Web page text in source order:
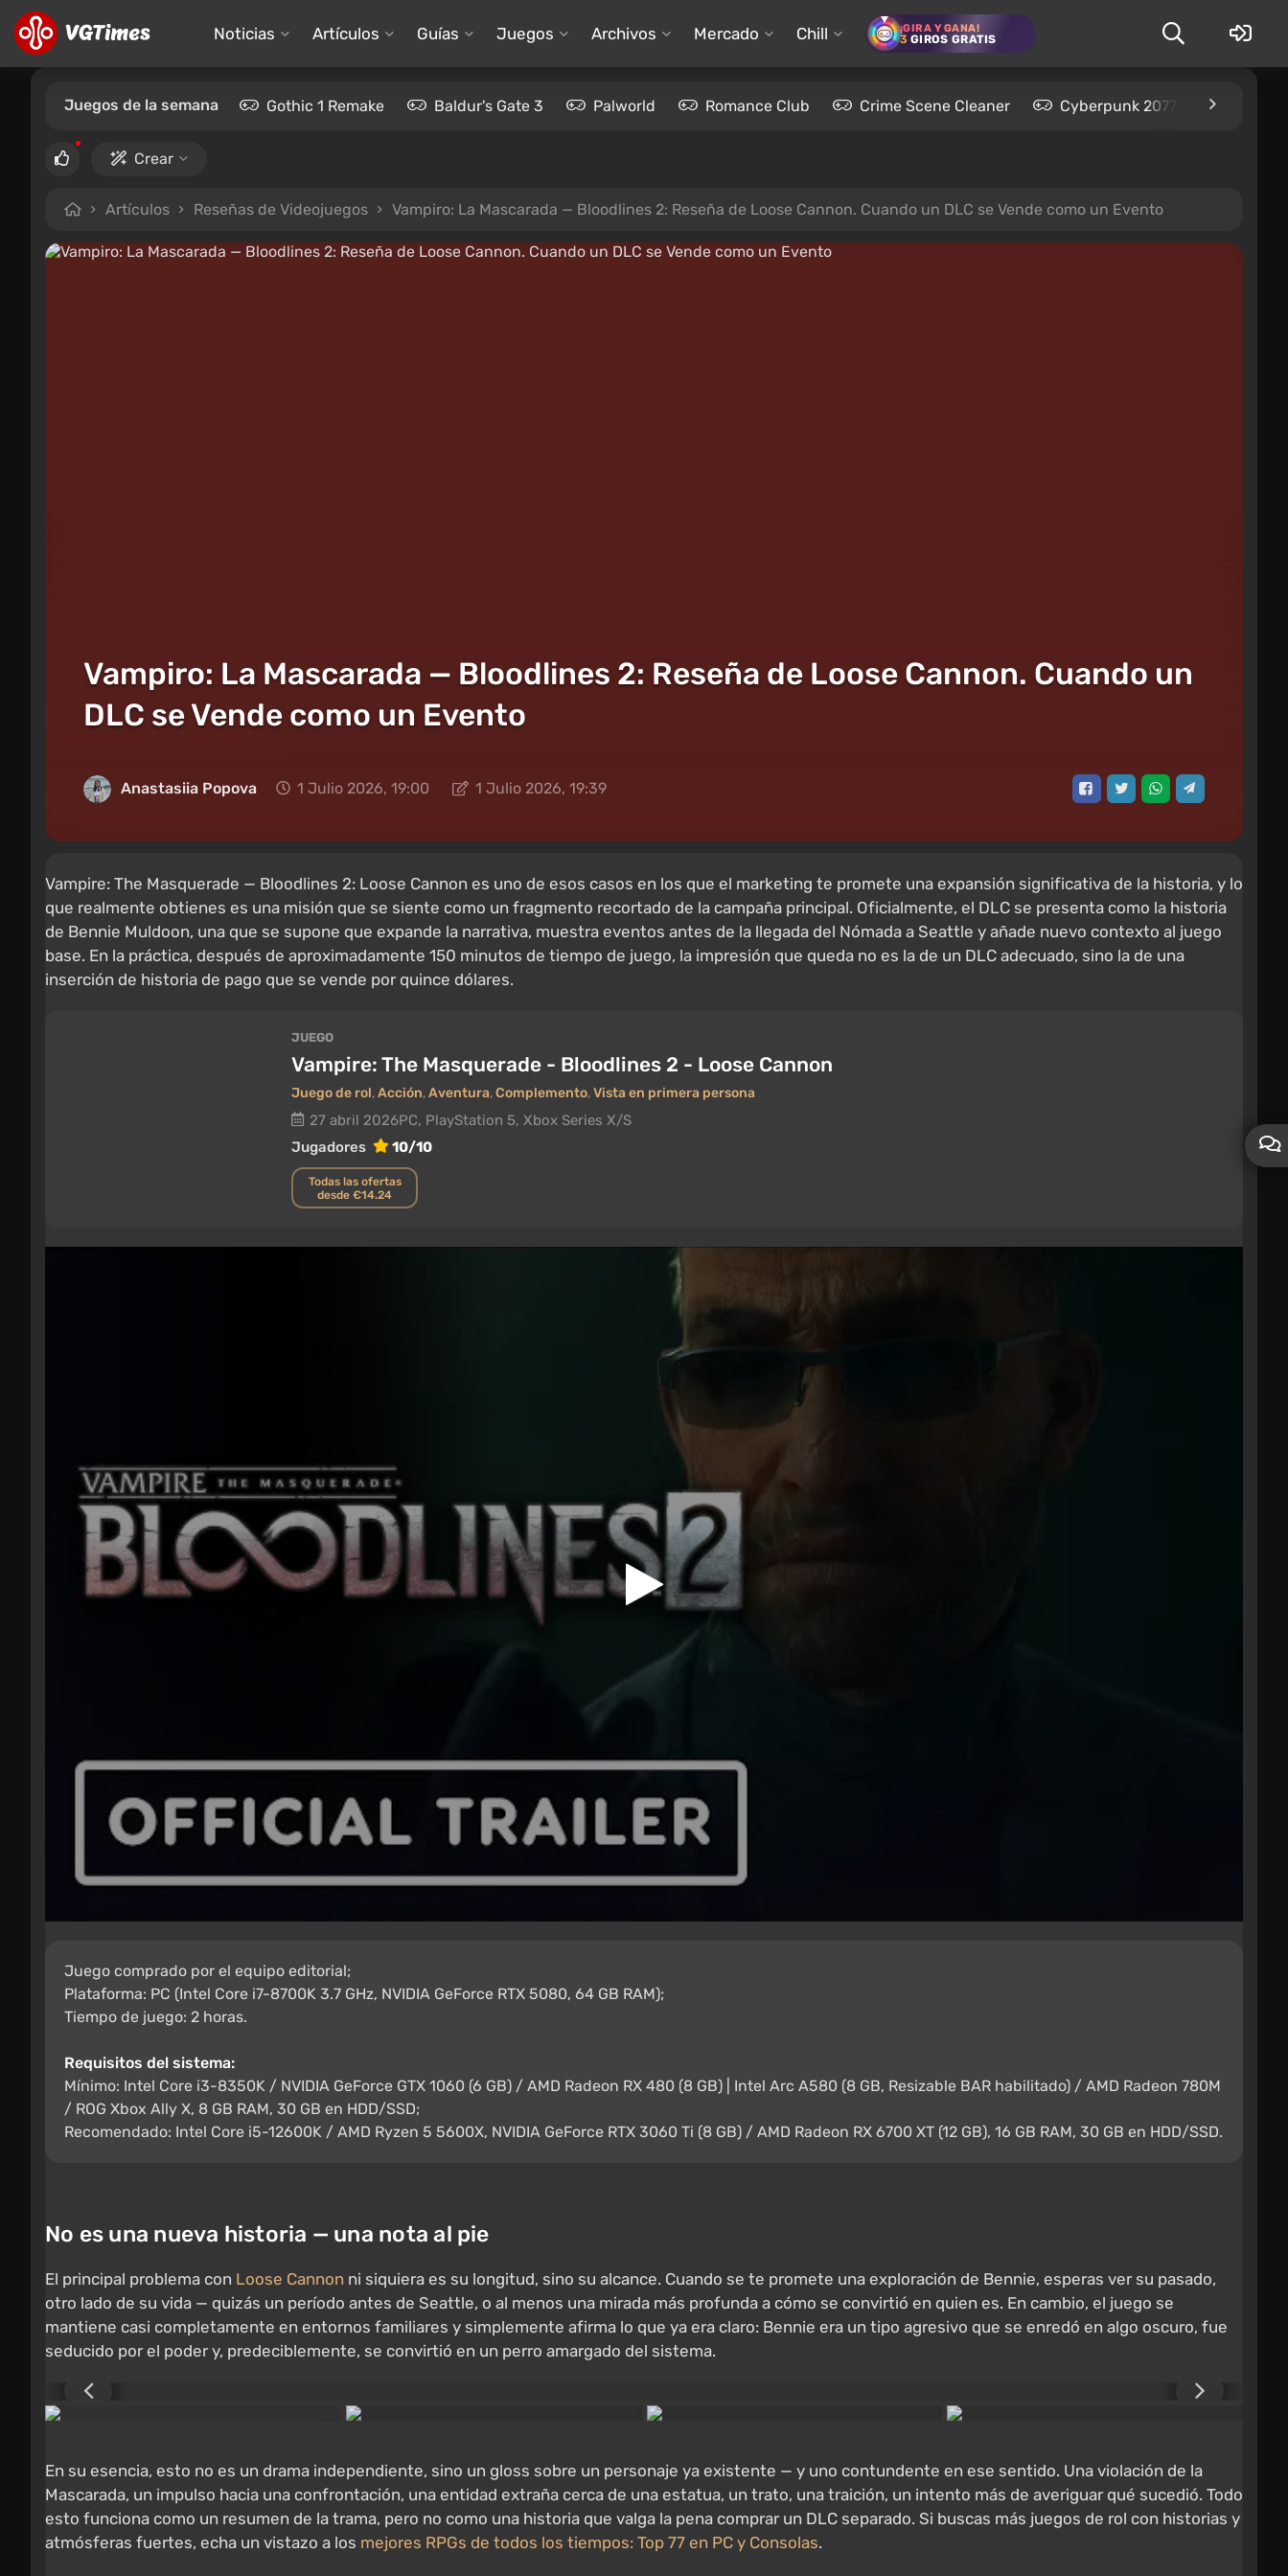
Noticias Artículos Guías Juegos Archivos Mercado Chill ¡GIRA Y GANA!
3 GIROS GRATIS
Juegos de la semana Gothic 1 Remake Baldur's Gate 3 Palworld Romance Club Crime Scene Cleaner Cyberpunk 2077
Crear
Artículos Reseñas de Videojuegos Vampiro: La Mascarada — Bloodlines 2: Reseña de Loose Cannon. Cuando un DLC se Vende como un Evento
Vampiro: La Mascarada — Bloodlines 2: Reseña de Loose Cannon. Cuando un
DLC se Vende como un Evento
Anastasiia Popova 1 Julio 2026, 19:00 1 Julio 2026, 19:39
Vampire: The Masquerade — Bloodlines 2: Loose Cannon es uno de esos casos en los que el marketing te promete una expansión significativa de la historia, y lo
que realmente obtienes es una misión que se siente como un fragmento recortado de la campaña principal. Oficialmente, el DLC se presenta como la historia
de Bennie Muldoon, una que se supone que expande la narrativa, muestra eventos antes de la llegada del Nómada a Seattle y añade nuevo contexto al juego
base. En la práctica, después de aproximadamente 150 minutos de tiempo de juego, la impresión que queda no es la de un DLC adecuado, sino la de una
inserción de historia de pago que se vende por quince dólares.
JUEGO
Vampire: The Masquerade - Bloodlines 2 - Loose Cannon
Juego de rol,Acción,Aventura,Complemento,Vista en primera persona
27 abril 2026PC, PlayStation 5, Xbox Series X/S
Jugadores
10/10
Todas las ofertas
desde €14.24
Juego comprado por el equipo editorial;
Plataforma: PC (Intel Core i7-8700K 3.7 GHz, NVIDIA GeForce RTX 5080, 64 GB RAM);
Tiempo de juego: 2 horas.
Requisitos del sistema:
Mínimo: Intel Core i3-8350K / NVIDIA GeForce GTX 1060 (6 GB) / AMD Radeon RX 480 (8 GB) | Intel Arc A580 (8 GB, Resizable BAR habilitado) / AMD Radeon 780M
/ ROG Xbox Ally X, 8 GB RAM, 30 GB en HDD/SSD;
Recomendado: Intel Core i5-12600K / AMD Ryzen 5 5600X, NVIDIA GeForce RTX 3060 Ti (8 GB) / AMD Radeon RX 6700 XT (12 GB), 16 GB RAM, 30 GB en HDD/SSD.
No es una nueva historia — una nota al pie
El principal problema con Loose Cannon ni siquiera es su longitud, sino su alcance. Cuando se te promete una exploración de Bennie, esperas ver su pasado,
otro lado de su vida — quizás un período antes de Seattle, o al menos una mirada más profunda a cómo se convirtió en quien es. En cambio, el juego se
mantiene casi completamente en entornos familiares y simplemente afirma lo que ya era claro: Bennie era un tipo agresivo que se enredó en algo oscuro, fue
seducido por el poder y, predeciblemente, se convirtió en un perro amargado del sistema.
En su esencia, esto no es un drama independiente, sino un gloss sobre un personaje ya existente — y uno contundente en ese sentido. Una violación de la
Mascarada, un impulso hacia una confrontación, una entidad extraña cerca de una estatua, un trato, una traición, un intento más de averiguar qué sucedió. Todo
esto funciona como un resumen de la trama, pero no como una historia que valga la pena comprar un DLC separado. Si buscas más juegos de rol con historias y
atmósferas fuertes, echa un vistazo a los mejores RPGs de todos los tiempos: Top 77 en PC y Consolas.